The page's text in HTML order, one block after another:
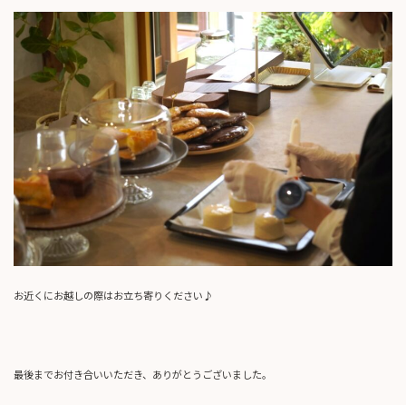
お近くにお越しの際はお立ち寄りください♪
最後までお付き合いいただき、ありがとうございました。